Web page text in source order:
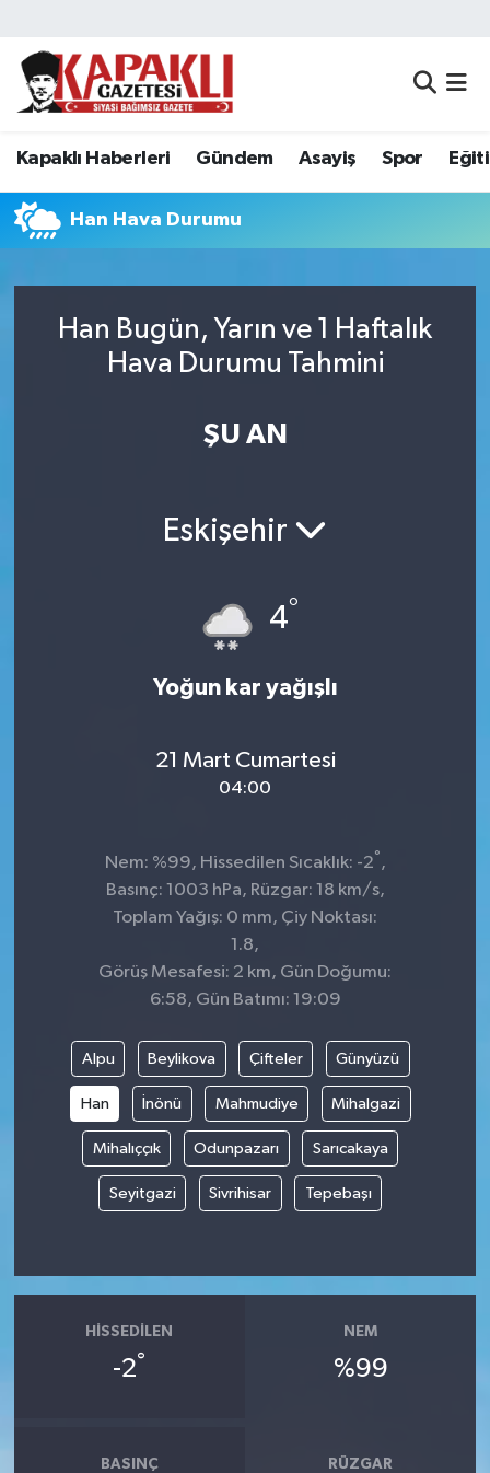
Kapaklı Haberleri Gündem Asayiş Spor
Han Hava Durumu
Han Bugün, Yarın ve 1 Haftalık
Hava Durumu Tahmini
ŞU AN
Eskişehir
4°
Yoğun kar yağışlı
21 Mart Cumartesi
04:00
Nem: %99, Hissedilen Sıcaklık: -2° ,
Basınç: 1003 hPa, Rüzgar: 18 km/s,
Toplam Yağış: 0 mm, Çiy Noktası:
1.8,
Görüş Mesafesi: 2 km, Gün Doğumu:
6:58, Gün Batımı: 19:09
Alpu Beylikova Çifteler Günyüzü
Han İnönü Mahmudiye Mihalgazi
Mihalıççık Odunpazarı Sarıcakaya
Seyitgazi Sivrihisar Tepebaşı
HISSEDILEN
-2°
NEM
%99
BASINÇ RÜZGAR
Kapaklı Haberleri
Asayiş
Spor
Siyaset
Tekirdağ Nöbetçi Eczaneler
Tekirdağ Namaz Vakitleri
Tekirdağ Trafik Yoğunluk Haritası
Tüm Manşetler